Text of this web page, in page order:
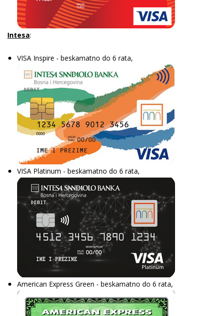
Intesa:
VISA Inspire - beskamatno do 6 rata,
VISA Platinum - beskamatno do 6 rata,
American Express Green - beskamatno do 6 rata,